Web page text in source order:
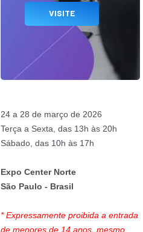
VISITE
24 a 28 de março de 2026
Terça a Sexta, das 13h às 20h
Sábado, das 10h às 17h
Expo Center Norte
São Paulo - Brasil
* Expressamente proibida a entrada
de menores de 14 anos, mesmo